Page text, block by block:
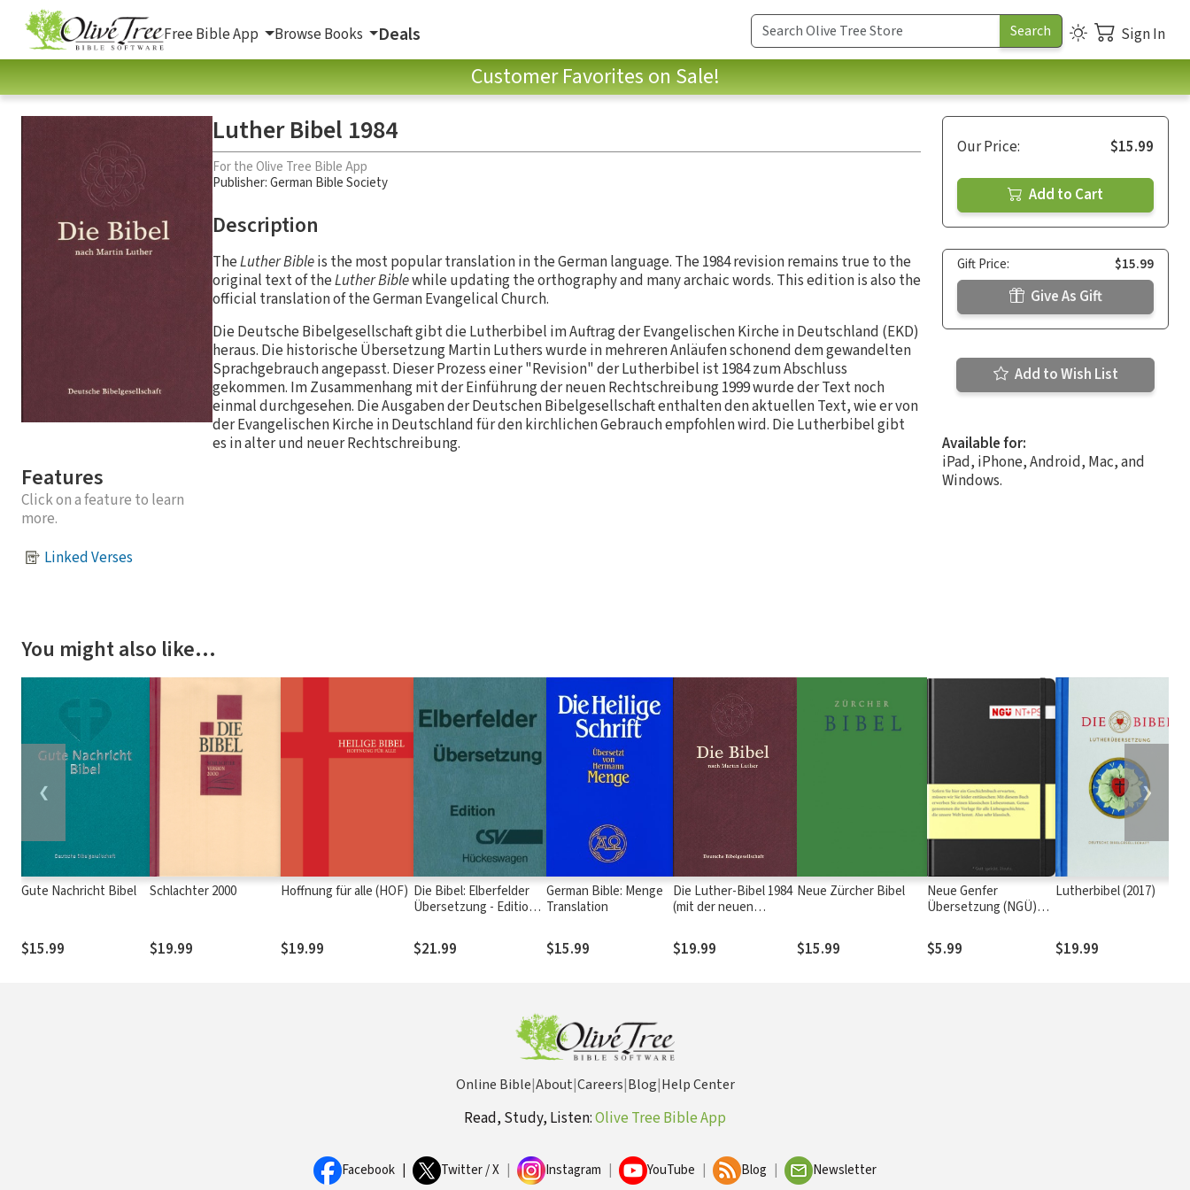
Free Bible App Browse Books Deals Sign In
Customer Favorites on Sale!
Features
Click on a feature to learn
more.
Linked Verses
Luther Bibel 1984
For the Olive Tree Bible App
Publisher: German Bible Society
Description
TheLuther Bibleis the most popular translation in the German language. The 1984 revision remains true to the
original text of theLuther Biblewhile updating the orthography and many archaic words. This edition is also the
official translation of the German Evangelical Church.
Die Deutsche Bibelgesellschaft gibt die Lutherbibel im Auftrag der Evangelischen Kirche in Deutschland (EKD)
heraus. Die historische Übersetzung Martin Luthers wurde in mehreren Anläufen schonend dem gewandelten
Sprachgebrauch angepasst. Dieser Prozess einer "Revision" der Lutherbibel ist 1984 zum Abschluss
gekommen. Im Zusammenhang mit der Einführung der neuen Rechtschreibung 1999 wurde der Text noch
einmal durchgesehen. Die Ausgaben der Deutschen Bibelgesellschaft enthalten den aktuellen Text, wie er von
der Evangelischen Kirche in Deutschland für den kirchlichen Gebrauch empfohlen wird. Die Lutherbibel gibt
es in alter und neuer Rechtschreibung.
Our Price: $15.99
Add to Cart
Gift Price: $15.99
Give As Gift
Add to Wish List
Available for:
iPad, iPhone, Android, Mac, and
Windows.
You might also like…
Gute Nachricht Bibel
$15.99
Schlachter 2000
$19.99
Hoffnung für alle (HOF)
$19.99
Die Bibel: Elberfelder
Übersetzung - Edition
$21.99
German Bible: Menge
Translation
$15.99
Die Luther-Bibel 1984
(mit der neuen
1999)
$19.99
Neue Zürcher Bibel
$15.99
Neue Genfer
Übersetzung (NGÜ)
Psalmen
$5.99
Lutherbibel (2017)
$19.99
❮ ❯
Online Bible|About|Careers|Blog|Help Center
Read, Study, Listen:Olive Tree Bible App
Facebook Twitter / X Instagram YouTube Blog Newsletter